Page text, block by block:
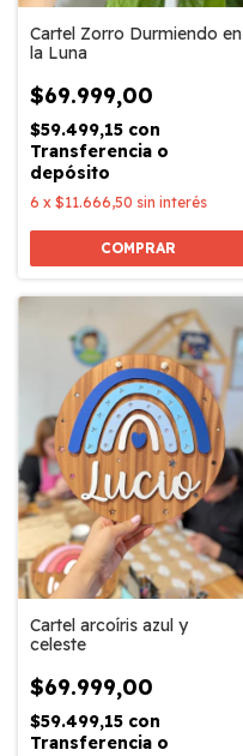
Cartel Zorro Durmiendo en
la Luna
$69.999,00
$59.499,15 con
Transferencia o
depósito
6 x $11.666,50 sin interés
COMPRAR
Cartel arcoíris azul y
celeste
$69.999,00
$59.499,15 con
Transferencia o